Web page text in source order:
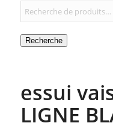
Recherche
essui
LIGNE